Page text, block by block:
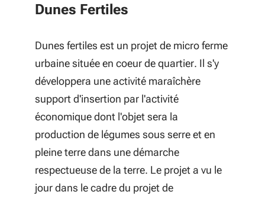
Dunes Fertiles
Dunes fertiles est un projet de micro ferme
urbaine située en coeur de quartier. Il s'y
développera une activité maraîchère
support d'insertion par l'activité
économique dont l'objet sera la
production de légumes sous serre et en
pleine terre dans une démarche
respectueuse de la terre. Le projet a vu le
jour dans le cadre du projet de